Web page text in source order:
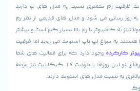
نسبت به مدل های نو دارند
شود و مدل های قدیمی از نظر رم
با رم بالا بسیار کم است و بیشتر
لپ تاپ استوک می روند اما ظرفیت
دارد که برای فعالیت های شما
کافی است. البته کامپیوترهای نو این روزها با ظرفیت 16 گیگابایت نیز عرضه
مدل های استوک دارند.